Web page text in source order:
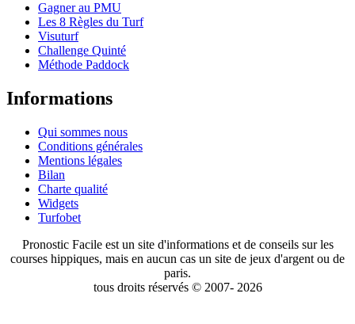
Gagner au PMU
Les 8 Règles du Turf
Visuturf
Challenge Quinté
Méthode Paddock
Informations
Qui sommes nous
Conditions générales
Mentions légales
Bilan
Charte qualité
Widgets
Turfobet
Pronostic Facile est un site d'informations et de conseils sur les
courses hippiques, mais en aucun cas un site de jeux d'argent ou de
paris.
tous droits réservés © 2007- 2026